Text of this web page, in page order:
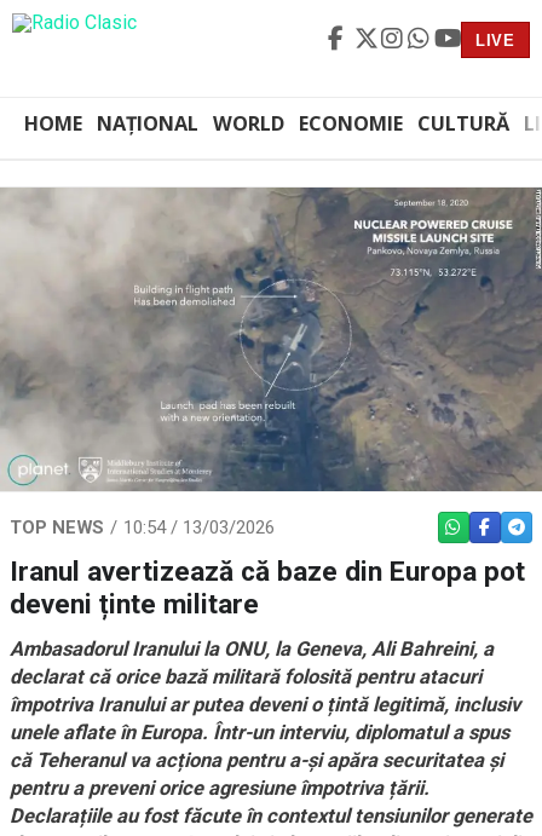
LIVE
HOME NAȚIONAL WORLD ECONOMIE CULTURĂ
TOP NEWS 10:54 / 13/03/2026 WHATSAPP
Iranul avertizează că baze din Europa pot
deveni ținte militare
Ambasadorul Iranului la ONU, la Geneva, Ali Bahreini, a
declarat că orice bază militară folosită pentru atacuri
împotriva Iranului ar putea deveni o țintă legitimă, inclusiv
unele aflate în Europa. Într-un interviu, diplomatul a spus
că Teheranul va acționa pentru a-și apăra securitatea și
pentru a preveni orice agresiune împotriva țării.
Declarațiile au fost făcute în contextul tensiunilor generate